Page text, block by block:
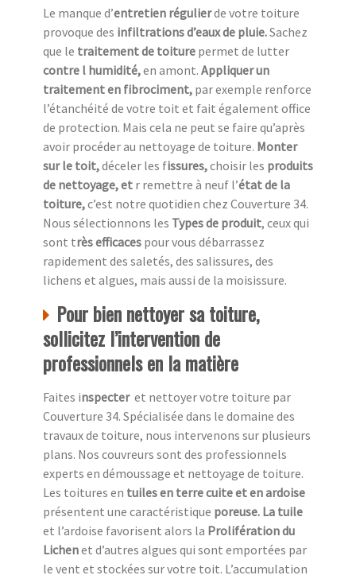
Le manque d’entretien régulierde votre toiture
provoque des infiltrations d’eaux de pluie.Sachez
que le traitement de toiture permet de lutter
contre l humidité,en amont. Appliquer un
traitement en fibrociment, par exemple renforce
l’étanchéité de votre toit et fait également office
de protection. Mais cela ne peut se faire qu’après
avoir procéder au nettoyage de toiture. Monter
sur le toit,déceler les fissures,choisir les produits
de nettoyage, et r remettre à neuf l’état de la
toiture,c’est notre quotidien chez Couverture 34.
Nous sélectionnons les Types de produit, ceux qui
sont très efficaces pour vous débarrassez
rapidement des saletés, des salissures, des
lichens et algues, mais aussi de la moisissure.
Pour bien nettoyer sa toiture,
sollicitez l’intervention de
professionnels en la matière
Faites inspecter et nettoyer votre toiture par
Couverture 34. Spécialisée dans le domaine des
travaux de toiture, nous intervenons sur plusieurs
plans. Nos couvreurs sont des professionnels
experts en démoussage et nettoyage de toiture.
Les toitures en tuiles en terre cuite et en ardoise
présentent une caractéristique poreuse. La tuile
et l’ardoise favorisent alors la Prolifération du
Lichenet d’autres algues qui sont emportées par
le vent et stockées sur votre toit. L’accumulation